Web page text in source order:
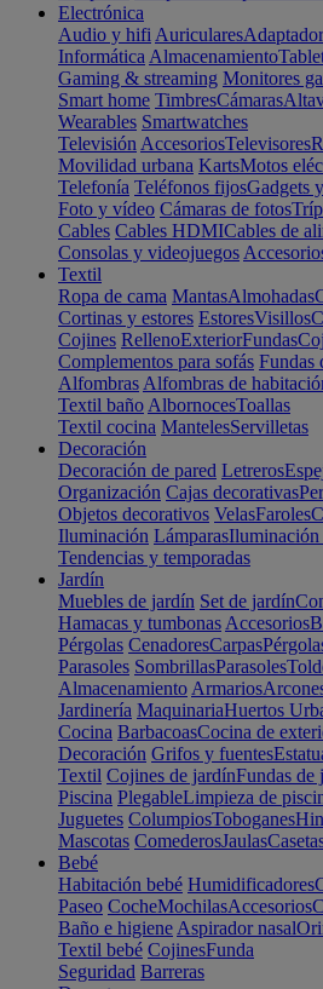
Electrónica
Audio y hifi Auriculares
Informática Almacenamiento
Gaming & streaming Monitores
Smart home TimbresCámaras
Wearables Smartwatches
Televisión AccesoriosTelevisores
Movilidad urbana KartsMotos
Telefonía Teléfonos fijosGadgets
Foto y vídeo Cámaras de fotos
Cables Cables HDMICables de
Consolas y videojuegos
Textil
Ropa de cama MantasAlmohadas
Cortinas y estores EstoresVisillos
Cojines RellenoExteriorFundas
Complementos para sofás Fundas
Alfombras Alfombras de
Textil baño AlbornocesToallas
Textil cocina MantelesServilletas
Decoración
Decoración de pared Letreros
Organización Cajas decorativas
Objetos decorativos VelasFaroles
Iluminación LámparasIluminación
Tendencias y temporadas
Jardín
Muebles de jardín Set de jardín
Hamacas y tumbonas Accesorios
Pérgolas CenadoresCarpas
Parasoles SombrillasParasoles
Almacenamiento Armarios
Jardinería MaquinariaHuertos
Cocina BarbacoasCocina de
Decoración Grifos y fuentes
Textil Cojines de jardínFundas de
Piscina PlegableLimpieza de
Juguetes ColumpiosToboganes
Mascotas ComederosJaulas
Bebé
Habitación bebé Humidificadores
Paseo CocheMochilasAccesorios
Baño e higiene Aspirador nasal
Textil bebé CojinesFunda
Seguridad Barreras